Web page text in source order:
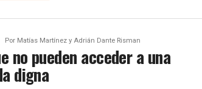
Por Matías Martínez y Adrián Dante Risman
no pueden acceder a una
digna